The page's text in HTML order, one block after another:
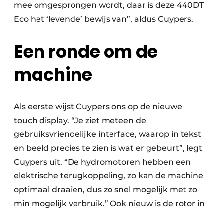
mee omgesprongen wordt, daar is deze 440DT
Eco het ‘levende’ bewijs van”, aldus Cuypers.
Een ronde om de
machine
Als eerste wijst Cuypers ons op de nieuwe
touch display. “Je ziet meteen de
gebruiksvriendelijke interface, waarop in tekst
en beeld precies te zien is wat er gebeurt”, legt
Cuypers uit. “De hydromotoren hebben een
elektrische terugkoppeling, zo kan de machine
optimaal draaien, dus zo snel mogelijk met zo
min mogelijk verbruik.” Ook nieuw is de rotor in